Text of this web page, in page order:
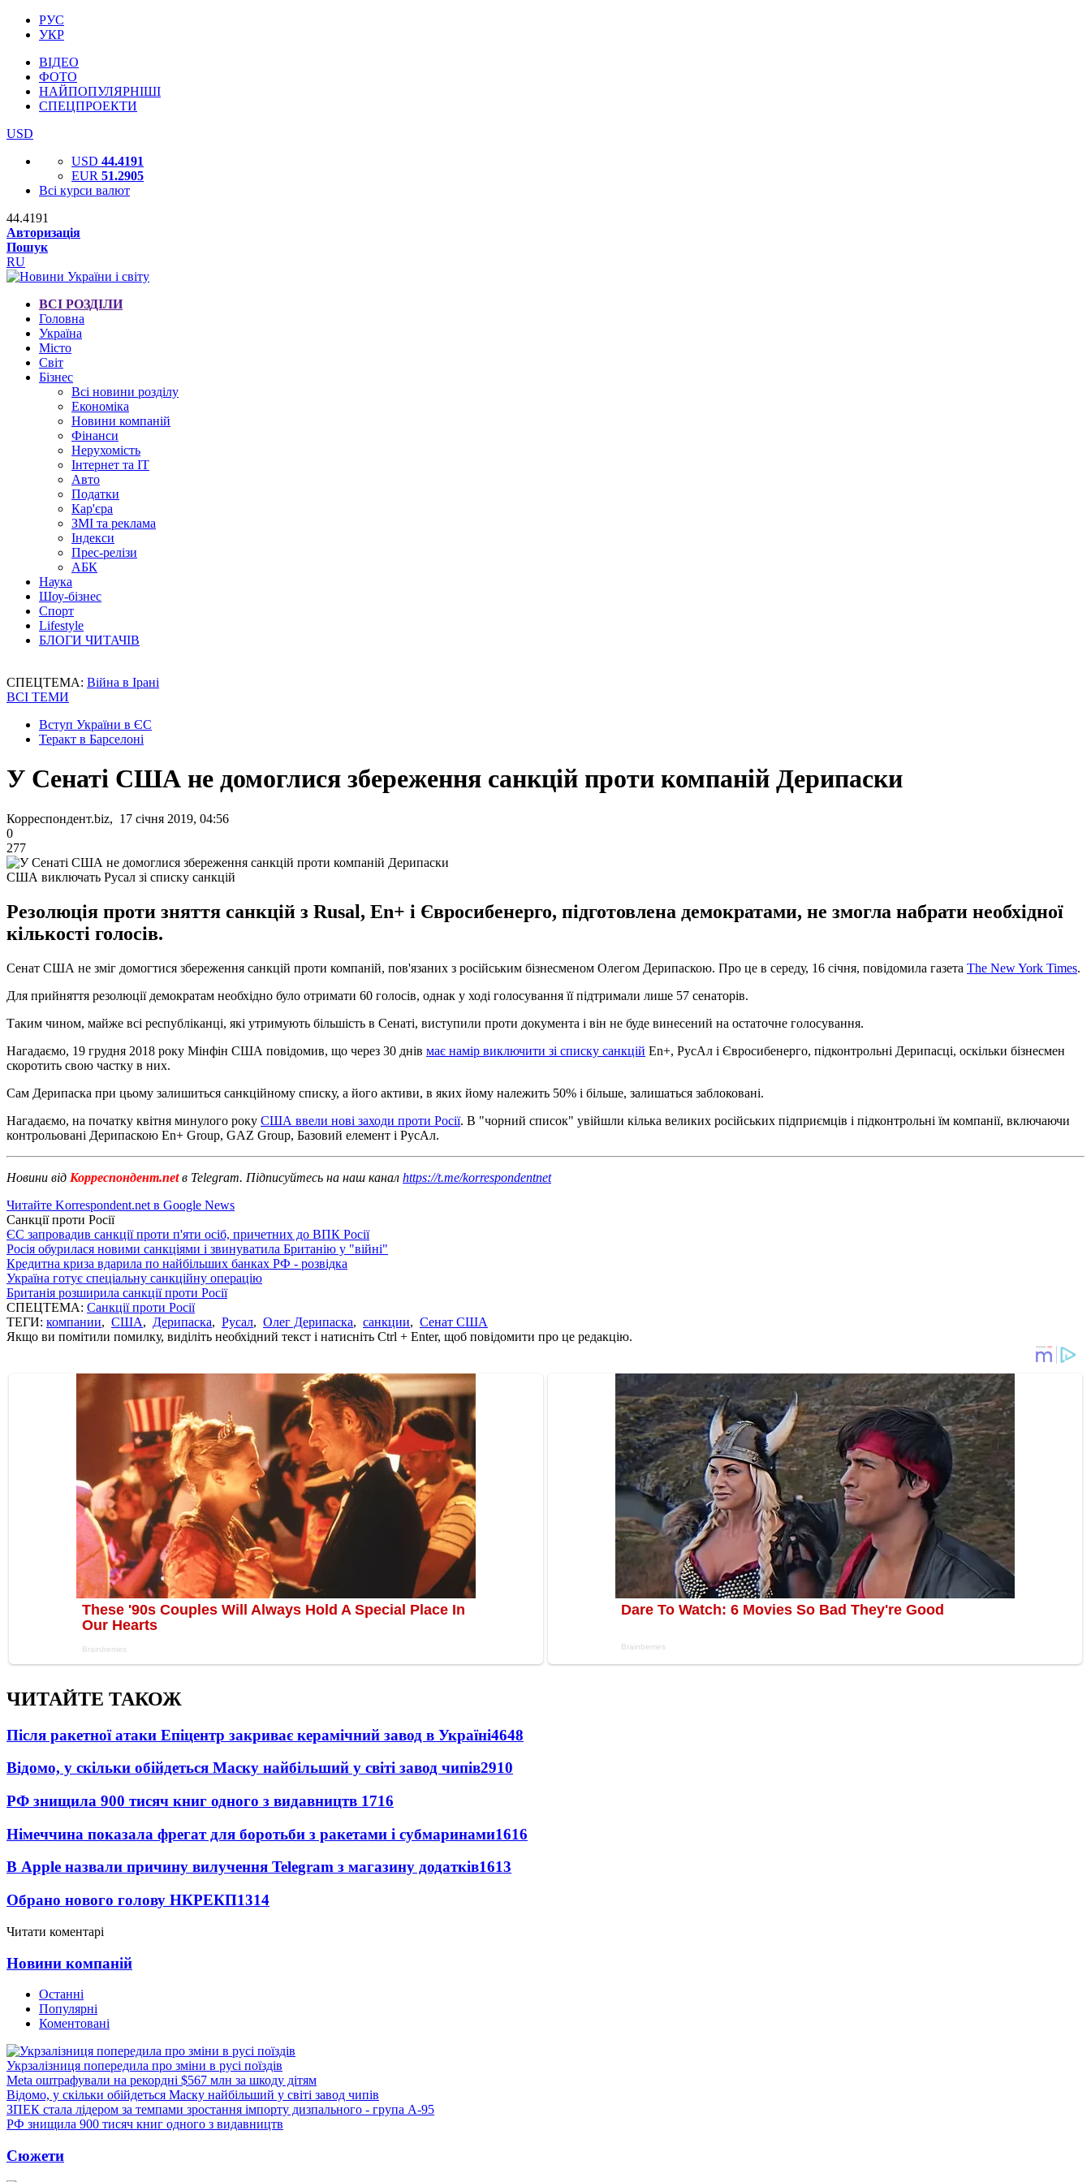
РУС
УКР
ВІДЕО
ФОТО
НАЙПОПУЛЯРНІШІ
СПЕЦПРОЕКТИ
USD
USD 44.4191
EUR 51.2905
Всі курси валют
44.4191
Авторизація
Пошук
RU
ВСІ РОЗДІЛИ
Головна
Україна
Місто
Світ
Бізнес
Всі новини розділу
Економіка
Новини компаній
Фінанси
Нерухомість
Інтернет та IT
Авто
Податки
Кар'єра
ЗМІ та реклама
Індекси
Прес-релізи
АБК
Наука
Шоу-бізнес
Спорт
Lifestyle
БЛОГИ ЧИТАЧІВ
СПЕЦТЕМА: Війна в Ірані
ВСІ ТЕМИ
Вступ України в ЄС
Теракт в Барселоні
У Сенаті США не домоглися збереження санкцій проти компаній Дерипаски
Корреспондент.biz, 17 січня 2019, 04:56
0
277
США виключать Русал зі списку санкцій
Резолюція проти зняття санкцій з Rusal, En+ і Євросибенерго, підготовлена демократами, не змогла набрати необхідної
кількості голосів.
Сенат США не зміг домогтися збереження санкцій проти компаній, пов'язаних з російським бізнесменом Олегом Дерипаскою. Про це в середу, 16 січня, повідомила газета The New York Times.
Для прийняття резолюції демократам необхідно було отримати 60 голосів, однак у ході голосування її підтримали лише 57 сенаторів.
Таким чином, майже всі республіканці, які утримують більшість в Сенаті, виступили проти документа і він не буде винесений на остаточне голосування.
Нагадаємо, 19 грудня 2018 року Мінфін США повідомив, що через 30 днів має намір виключити зі списку санкцій En+, РусАл і Євросибенерго, підконтрольні Дерипасці, оскільки бізнесмен
скоротить свою частку в них.
Сам Дерипаска при цьому залишиться санкційному списку, а його активи, в яких йому належить 50% і більше, залишаться заблоковані.
Нагадаємо, на початку квітня минулого року США ввели нові заходи проти Росії. В "чорний список" увійшли кілька великих російських підприємців і підконтрольні їм компанії, включаючи
контрольовані Дерипаскою En+ Group, GAZ Group, Базовий елемент і РусАл.
Новини від Корреспондент.netв Telegram. Підписуйтесь на наш канал https://t.me/korrespondentnet
Читайте Korrespondent.net в Google News
Санкції проти Росії
ЄС запровадив санкції проти п'яти осіб, причетних до ВПК Росії
Росія обурилася новими санкціями і звинуватила Британію у "війні"
Кредитна криза вдарила по найбільших банках РФ - розвідка
Україна готує спеціальну санкційну операцію
Британія розширила санкції проти Росії
СПЕЦТЕМА: Санкції проти Росії
ТЕГИ: компании, США, Дерипаска, Русал, Олег Дерипаска, санкции, Сенат США
Якщо ви помітили помилку, виділіть необхідний текст і натисніть Ctrl + Enter, щоб повідомити про це редакцію.
ЧИТАЙТЕ ТАКОЖ
Після ракетної атаки Епіцентр закриває керамічний завод в Україні4648
Відомо, у скільки обійдеться Маску найбільший у світі завод чипів2910
РФ знищила 900 тисяч книг одного з видавництв 1716
Німеччина показала фрегат для боротьби з ракетами і субмаринами1616
В Apple назвали причину вилучення Telegram з магазину додатків1613
Обрано нового голову НКРЕКП1314
Читати коментарі
Новини компаній
Останні
Популярні
Коментовані
Укрзалізниця попередила про зміни в русі поїздів
Meta оштрафували на рекордні $567 млн за шкоду дітям
Відомо, у скільки обійдеться Маску найбільший у світі завод чипів
ЗПЕК стала лідером за темпами зростання імпорту дизпального - група А-95
РФ знищила 900 тисяч книг одного з видавництв
Сюжети